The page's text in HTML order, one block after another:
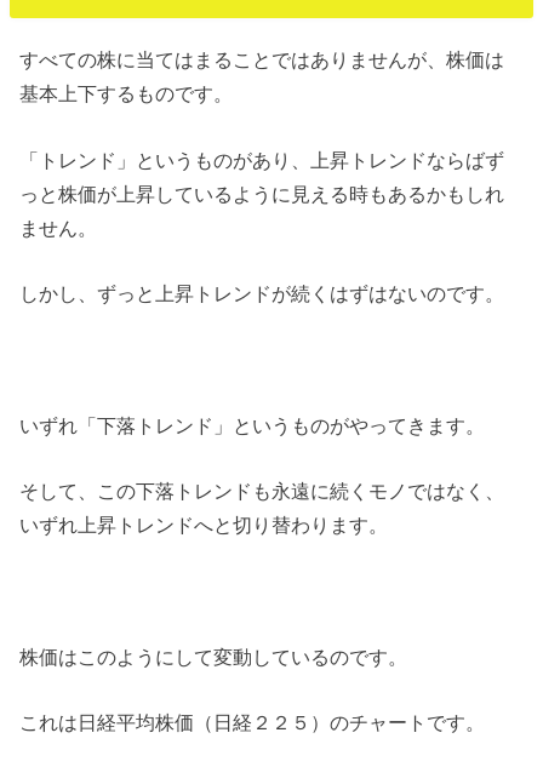
すべての株に当てはまることではありませんが、株価は
基本上下するものです。
「トレンド」というものがあり、上昇トレンドならばず
っと株価が上昇しているように見える時もあるかもしれ
ません。
しかし、ずっと上昇トレンドが続くはずはないのです。
いずれ「下落トレンド」というものがやってきます。
そして、この下落トレンドも永遠に続くモノではなく、
いずれ上昇トレンドへと切り替わります。
株価はこのようにして変動しているのです。
これは日経平均株価（日経２２５）のチャートです。